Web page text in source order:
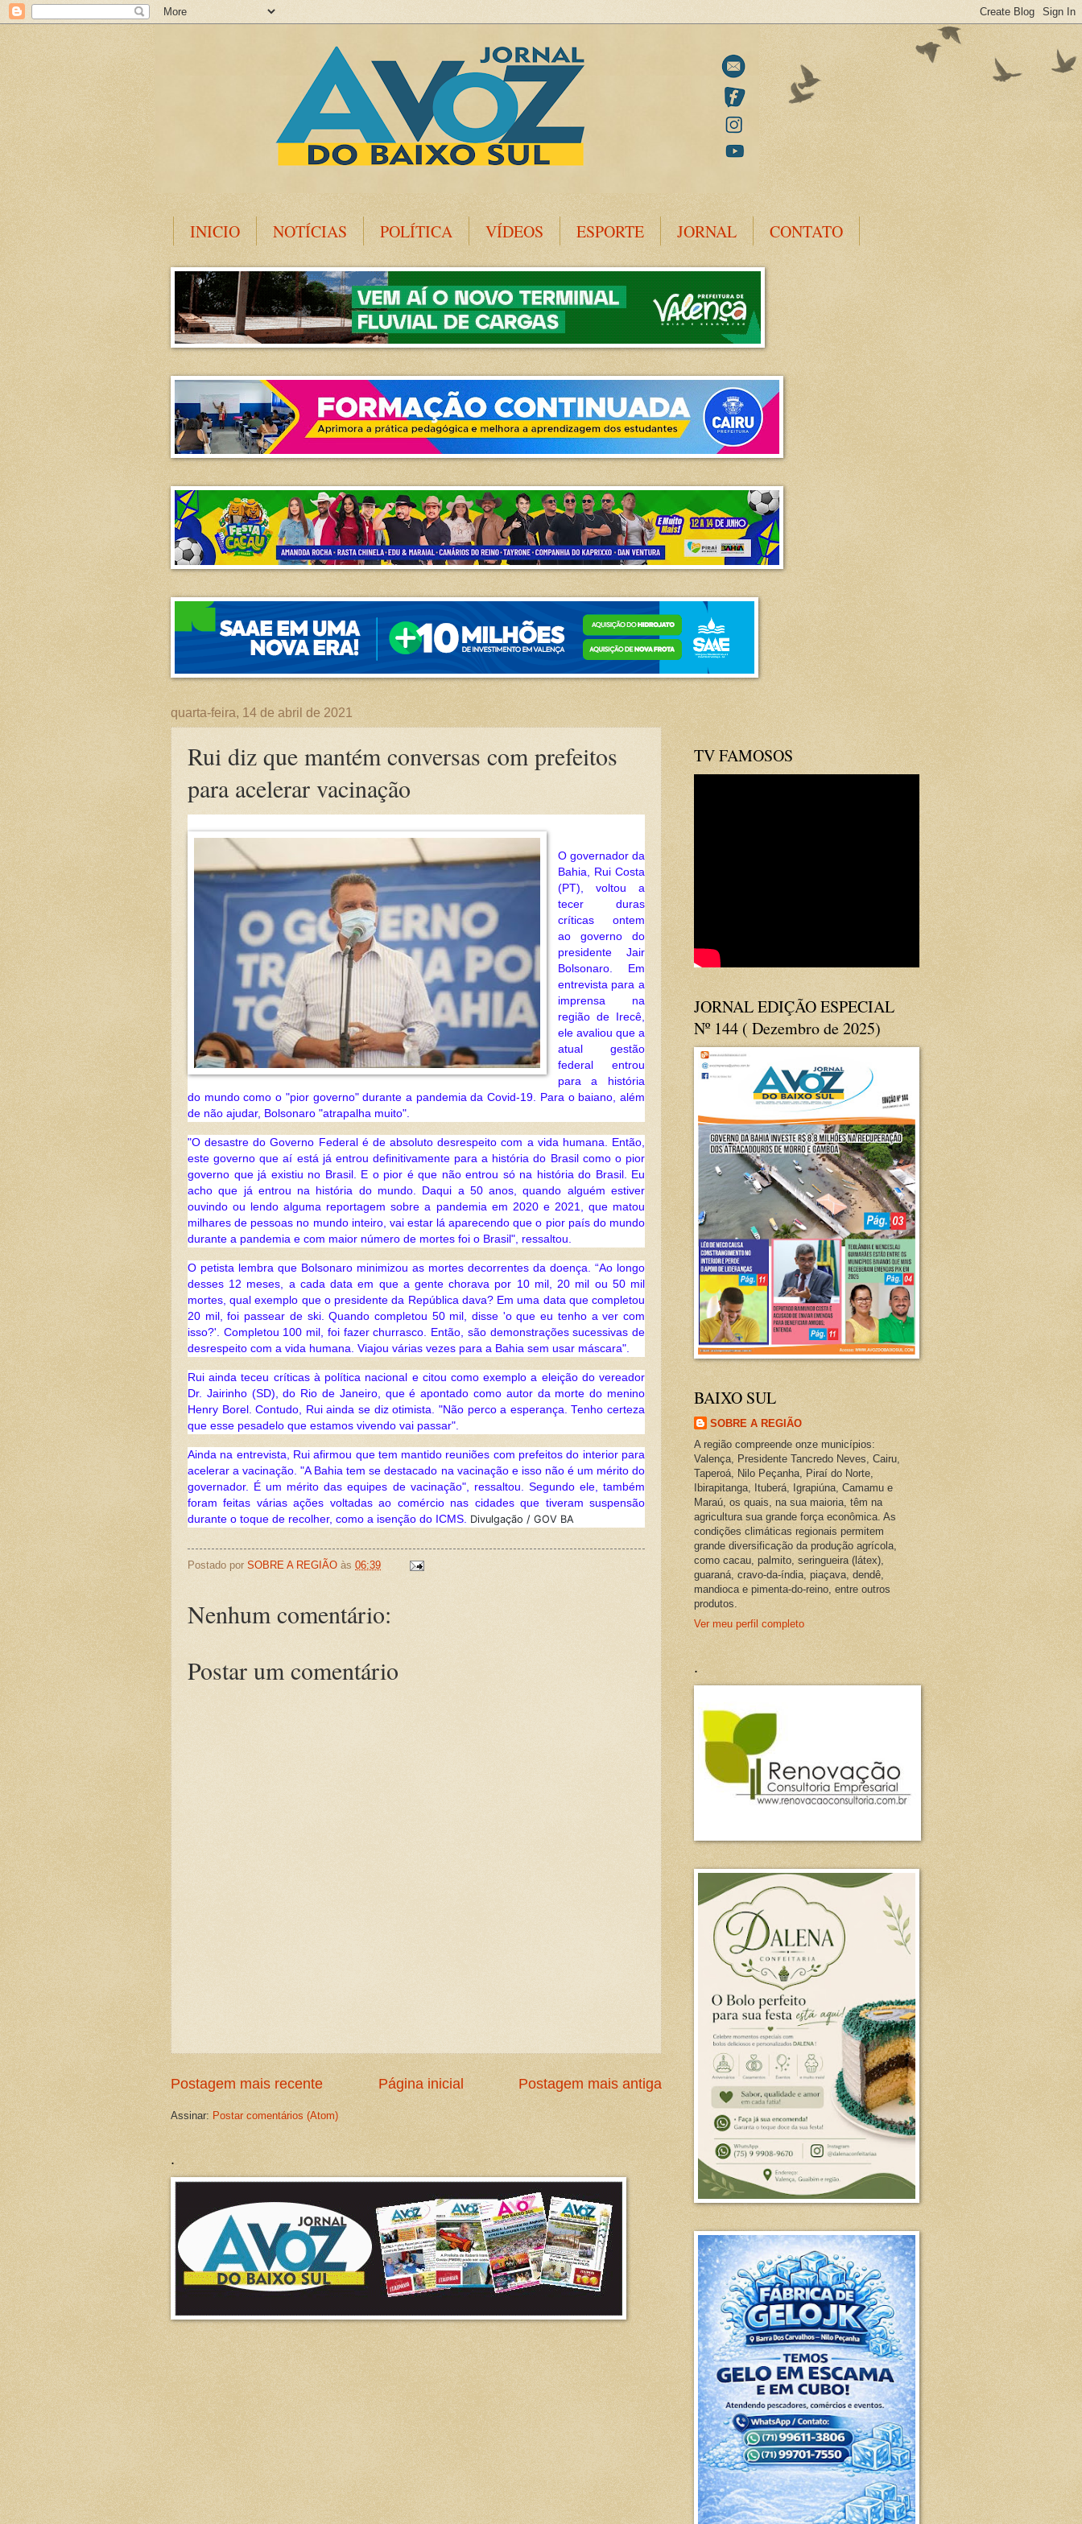
INICIO NOTÍCIAS POLÍTICA VÍDEOS ESPORTE JORNAL CONTATO
quarta-feira, 14 de abril de 2021
Rui diz que mantém conversas com prefeitos
para acelerar vacinação
O governador da
Bahia, Rui Costa
(PT), voltou a
tecer duras
críticas ontem
ao governo do
presidente Jair
Bolsonaro. Em
entrevista para a
imprensa na
região de Irecê,
ele avaliou que a
atual gestão
federal entrou
para a história
do mundo como o "pior governo" durante a pandemia da Covid-19. Para o baiano, além
de não ajudar, Bolsonaro "atrapalha muito".
"O desastre do Governo Federal é de absoluto desrespeito com a vida humana. Então,
este governo que aí está já entrou definitivamente para a história do Brasil como o pior
governo que já existiu no Brasil. E o pior é que não entrou só na história do Brasil. Eu
acho que já entrou na história do mundo. Daqui a 50 anos, quando alguém estiver
ouvindo ou lendo alguma reportagem sobre a pandemia em 2020 e 2021, que matou
milhares de pessoas no mundo inteiro, vai estar lá aparecendo que o pior país do mundo
durante a pandemia e com maior número de mortes foi o Brasil", ressaltou.
O petista lembra que Bolsonaro minimizou as mortes decorrentes da doença. “Ao longo
desses 12 meses, a cada data em que a gente chorava por 10 mil, 20 mil ou 50 mil
mortes, qual exemplo que o presidente da República dava? Em uma data que completou
20 mil, foi passear de ski. Quando completou 50 mil, disse 'o que eu tenho a ver com
isso?'. Completou 100 mil, foi fazer churrasco. Então, são demonstrações sucessivas de
desrespeito com a vida humana. Viajou várias vezes para a Bahia sem usar máscara".
Rui ainda teceu críticas à política nacional e citou como exemplo a eleição do vereador
Dr. Jairinho (SD), do Rio de Janeiro, que é apontado como autor da morte do menino
Henry Borel. Contudo, Rui ainda se diz otimista. "Não perco a esperança. Tenho certeza
que esse pesadelo que estamos vivendo vai passar".
Ainda na entrevista, Rui afirmou que tem mantido reuniões com prefeitos do interior para
acelerar a vacinação. "A Bahia tem se destacado na vacinação e isso não é um mérito do
governador. É um mérito das equipes de vacinação", ressaltou. Segundo ele, também
foram feitas várias ações voltadas ao comércio nas cidades que tiveram suspensão
durante o toque de recolher, como a isenção do ICMS. Divulgação / GOV BA
Postado por SOBRE A REGIÃO às 06:39
Nenhum comentário:
Postar um comentário
Postagem mais recente Postagem mais antiga
Página inicial
Assinar: Postar comentários (Atom)
.
TV FAMOSOS
JORNAL EDIÇÃO ESPECIAL
Nº 144 ( Dezembro de 2025)
BAIXO SUL
SOBRE A REGIÃO
A região compreende onze municípios:
Valença, Presidente Tancredo Neves, Cairu,
Taperoá, Nilo Peçanha, Piraí do Norte,
Ibirapitanga, Ituberá, Igrapiúna, Camamu e
Maraú, os quais, na sua maioria, têm na
agricultura sua grande força econômica. As
condições climáticas regionais permitem
grande diversificação da produção agrícola,
como cacau, palmito, seringueira (látex),
guaraná, cravo-da-índia, piaçava, dendê,
mandioca e pimenta-do-reino, entre outros
produtos.
Ver meu perfil completo
.